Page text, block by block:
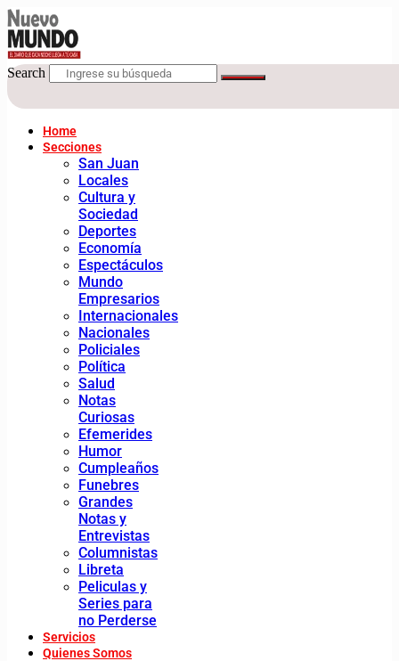
Search
Home
Secciones
San Juan
Locales
Cultura y
Sociedad
Deportes
Economía
Espectáculos
Mundo
Empresarios
Internacionales
Nacionales
Policiales
Política
Salud
Notas
Curiosas
Efemerides
Humor
Cumpleaños
Funebres
Grandes
Notas y
Entrevistas
Columnistas
Libreta
Peliculas y
Series para
no Perderse
Servicios
Quienes Somos